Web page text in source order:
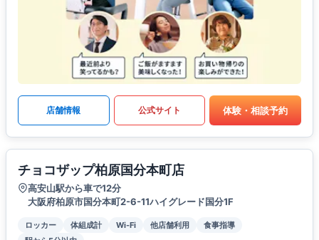
店舗情報 公式サイト 体験・相談予約
チョコザップ柏原国分本町店
高安山駅から車で12分
大阪府柏原市国分本町2-6-11ハイグレード国分1F
ロッカー 体組成計 Wi-Fi 他店舗利用
食事指導